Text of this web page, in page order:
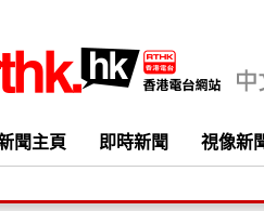
聞主頁 即時新聞 視像新